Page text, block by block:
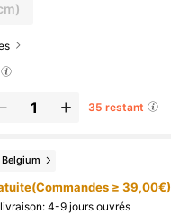
35 restant
Belgium
≥ 39,00€)
4-9 jours ouvrés